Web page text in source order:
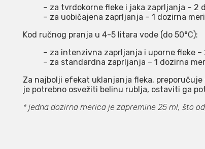
– za tvrdokorne fleke i jaka zaprljanja – 2
– za uobičajena zaprljanja – 1 dozirna
Kod ručnog pranja u 4-5 litara vode (do 50°C):
– za intenzivna zaprljanja i uporne fleke –
– za standardna zaprljanja – 1 dozirna
Za najbolji efekat uklanjanja fleka,
je potrebno osvežiti belinu rublja, ostaviti ga
* jedna dozirna merica je zapremine 25 ml, što